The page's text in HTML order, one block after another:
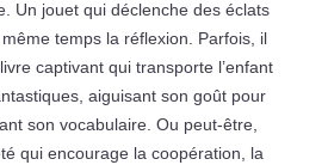
Un jouet qui déclenche des éclats
temps la réflexion. Parfois, il
captivant qui transporte l’enfant
aiguisant son goût pour
son vocabulaire. Ou peut-être,
qui encourage la coopération, la